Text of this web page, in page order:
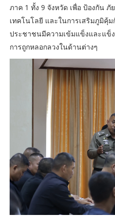
ภาค 1 ทั้ง 9 จังหวัด เพื่อ ป้องกัน ภั
เทคโนโลยี และในการเสริมภูมิคุ้
ประชาชนมีความเข้มแข็งและแข็ง
การถูกหลอกลวงในด้านต่างๆ